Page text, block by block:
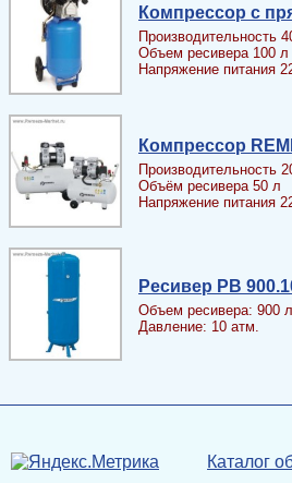
Компрессор с
Производительность
Объем ресивера 100 л
Напряжение питания
Компрессор
Производительность
Объём ресивера 50 л
Напряжение питания
Ресивер PB
Объем ресивера: 900 л
Давление: 10 атм.
Каталог